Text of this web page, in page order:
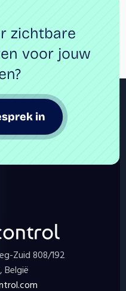
zichtbare
voor jouw
in
Zuid 808/192
België